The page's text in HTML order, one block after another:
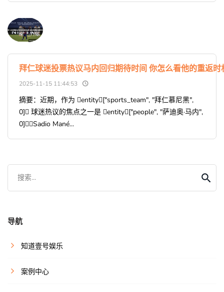
拜仁球迷投票热议马内回归期待时间 你怎么看他的重返时
2025-11-15 11:44:53
摘要：近期，作为 entity["sports_team", "拜仁慕尼黑",
0] 球迷热议的焦点之一是 entity["people", "萨迪奥·马内",
0]（Sadio Mané...
搜索...
导航
知道壹号娱乐
案例中心